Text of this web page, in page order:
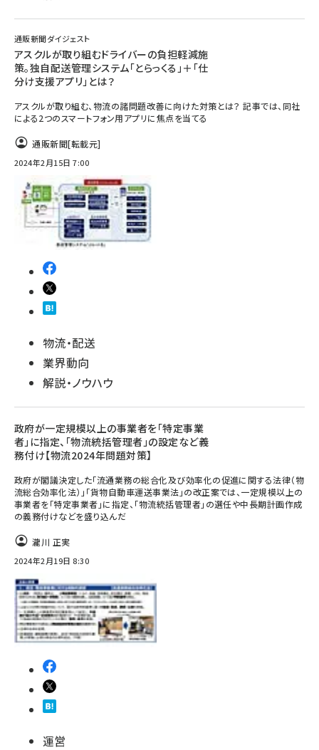
通販新聞ダイジェスト
アスクルが取り組むドライバーの負担軽減施
策。独自配送管理システム「とらっくる」＋「仕
分け支援アプリ」とは？
アスクルが取り組む、物流の諸問題改善に向けた対策とは？ 記事では、同社
による2つのスマートフォン用アプリに焦点を当てる
通販新聞[転載元]
2024年2月15日 7:00
物流・配送
業界動向
解説・ノウハウ
政府が一定規模以上の事業者を「特定事業
者」に指定、「物流統括管理者」の設定など義
務付け【物流2024年問題対策】
政府が閣議決定した「流通業務の総合化及び効率化の促進に関する法律（物
流総合効率化法）」「貨物自動車運送事業法」の改正案では、一定規模以上の
事業者を「特定事業者」に指定、「物流統括管理者」の選任や中長期計画作成
の義務付けなどを盛り込んだ
瀧川 正実
2024年2月19日 8:30
運営